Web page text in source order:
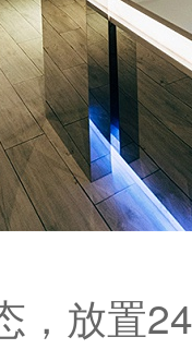
，放置